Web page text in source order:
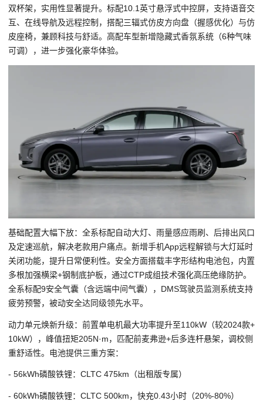
双杯架，实用性显著提升。标配10.1英寸悬浮式中控屏，支持语音交
互、在线导航及远程控制，搭配三辐式仿皮方向盘（握感优化）与仿
皮座椅，兼顾科技与舒适。高配车型新增隐藏式香氛系统（6种气味
可调），进一步强化豪华体验。
基础配置大幅下放：全系标配自动大灯、雨量感应雨刷、后排出风口
及定速巡航，解决老款用户痛点。新增手机App远程解锁与大灯延时
关闭功能，提升日常便利性。安全方面搭载丰字形结构电池包，内置
多根加强横梁+钢制底护板，通过CTP成组技术强化高压绝缘防护。
全系标配9安全气囊（含远端中间气囊），DMS驾驶员监测系统支持
疲劳预警，被动安全达同级领先水平。
动力单元焕新升级：前置单电机最大功率提升至110kW（较2024款+
10kW），峰值扭矩205N·m，匹配前麦弗逊+后多连杆悬架，调校侧
重舒适性。电池提供三重方案：
- 56kWh磷酸铁锂：CLTC 475km（出租版专属）
- 60kWh磷酸铁锂：CLTC 500km，快充0.43小时（20%-80%）